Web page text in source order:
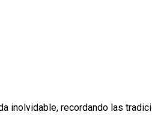
inolvidable, recordando las